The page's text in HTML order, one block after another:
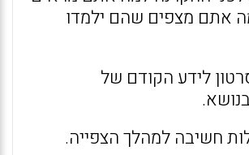
אתם מצפים שהם ילמדו
לידע הקודם של
חשיבה למהלך הצפייה.